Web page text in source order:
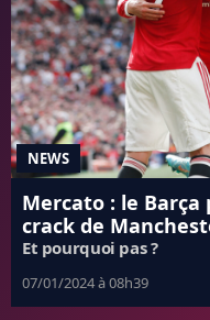
NEWS
Mercato : le
crack de
Et pourquoi pas ?
07/01/2024 à 08h39